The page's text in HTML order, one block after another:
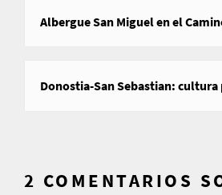
Albergue San Miguel en el
Donostia-San Sebastian: cultura
2 COMENTARIOS